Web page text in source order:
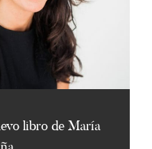
libro de María